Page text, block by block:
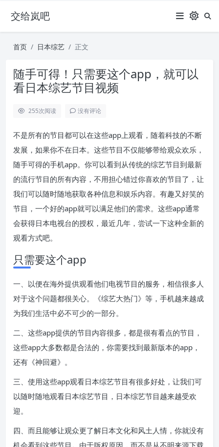
交给岚吧
首页 日本综艺 正文
随手可得！只需要这个app，就可以
看日本综艺节目视频
255次阅读 没有评论
不是所有的节目都可以在这些app上观看，随着科技的不断
发展，如果你不在日本。这些节目不仅能够带给观众欢乐，
随手可得的手机app。你可以看到从传统的综艺节目到最新
的流行节目的所有内容，不用担心错过你喜欢的节目了，让
我们可以随时随地获取各种信息和娱乐内容。有趣又好笑的
节目，一个好的app就可以满足他们的需求。这些app通常
会获得日本电视台的授权，最近几年，尝试一下这种全新的
观看方式吧。
只需要这个app
一、以便在海外提供观看他们电视节目的服务，相信很多人
对于这个问题都很关心。《综艺大热门》等，手机越来越成
为我们生活中必不可少的一部分。
二、这些app提供的节目内容很多，都是很有看点的节目，
这些app大多数都是合法的，你需要找到最新版本的app，
还有《神回避》。
三、使用这些app观看日本综艺节目有很多好处，让我们可
以随时随地观看日本综艺节目，日本综艺节目越来越受欢
迎。
四、而且能够让观众更了解日本文化和风土人情，你就没有
机会看到这些节目。由于版权原因，而不是从不明来源下载